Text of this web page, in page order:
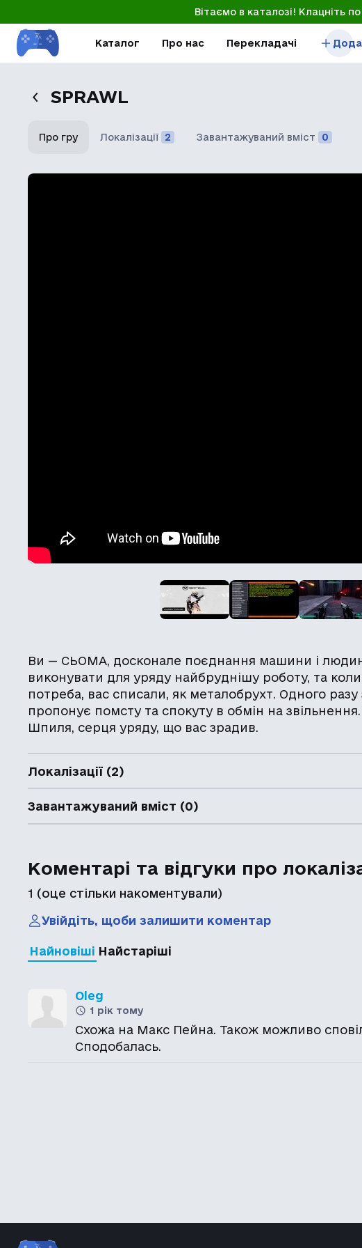
Вітаємо в каталозі! Клацніть
Каталог Про нас Перекладачі
SPRAWL
Про гру Локалізації 2 Завантажуваний вміст 0
Ви — СЬОМА, досконале поєднання машини і
виконувати для уряду найбруднішу роботу, та
потреба, вас списали, як металобрухт. Одного разу
пропонує помсту та спокуту в обмін на
Шпиля, серця уряду, що вас зрадив.
Локалізації (2)
Завантажуваний вміст (0)
Коментарі та відгуки про
1 (оце стільки накоментували)
Увійдіть, щоби залишити коментар
Найновіші Найстаріші
Oleg
1 рік тому
Схожа на Макс Пейна. Також можливо
Сподобалась.